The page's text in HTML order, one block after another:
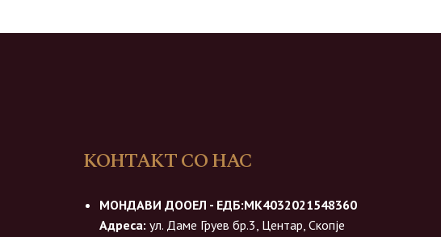
КОНТАКТ СО НАС
МОНДАВИ ДООЕЛ - ЕДБ:МК4032021548360
Адреса: ул. Даме Груев бр.3, Центар, Скопје